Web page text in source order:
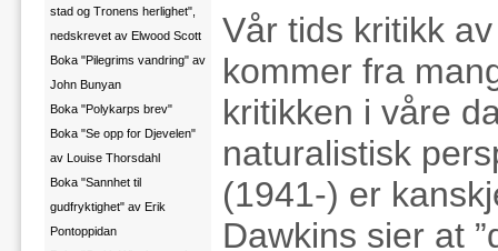
stad og Tronens herlighet",
nedskrevet av Elwood Scott
Boka "Pilegrims vandring" av
John Bunyan
Boka "Polykarps brev"
Boka "Se opp for Djevelen"
av Louise Thorsdahl
Boka "Sannhet til
gudfryktighet" av Erik
Pontoppidan
Vår tids kritikk
kommer fra
kritikken i våre
naturalistisk
(1941-) er
Dawkins sier at